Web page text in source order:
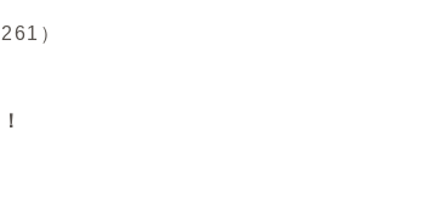
）